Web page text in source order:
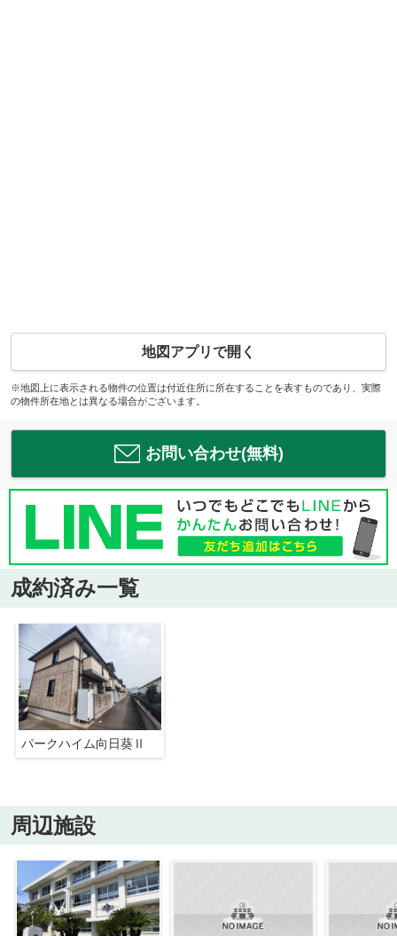
地図アプリで開く
※地図上に表示される物件の位置は付近住所に所在することを表すものであり、実際
の物件所在地とは異なる場合がございます。
お問い合わせ(無料)
成約済み一覧
パークハイム向日葵Ⅱ
周辺施設